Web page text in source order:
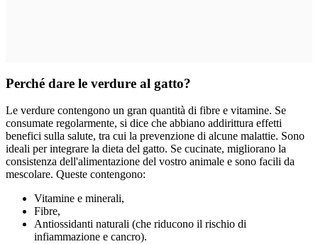
Perché dare le verdure al gatto?
Le verdure contengono un gran quantità di fibre e vitamine. Se
consumate regolarmente, si dice che abbiano addirittura effetti
benefici sulla salute, tra cui la prevenzione di alcune malattie. Sono
ideali per integrare la dieta del gatto. Se cucinate, migliorano la
consistenza dell'alimentazione del vostro animale e sono facili da
mescolare. Queste contengono:
Vitamine e minerali,
Fibre,
Antiossidanti naturali (che riducono il rischio di
infiammazione e cancro).